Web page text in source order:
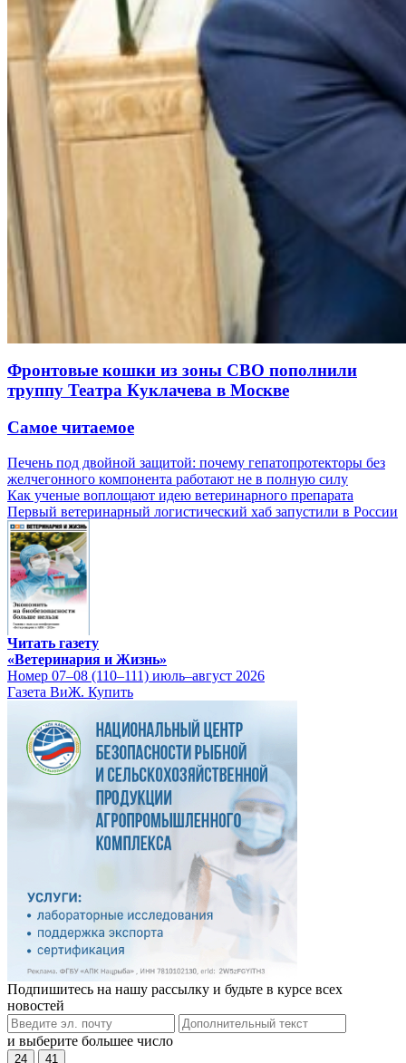
Фронтовые кошки из зоны СВО пополнили
труппу Театра Куклачева в Москве
Самое читаемое
Печень под двойной защитой: почему гепатопротекторы без
желчегонного компонента работают не в полную силу
Как ученые воплощают идею ветеринарного препарата
Первый ветеринарный логистический хаб запустили в России
Читать газету
«Ветеринария и Жизнь»
Номер 07–08 (110–111) июль–август 2026
Газета ВиЖ. Купить
Подпишитесь на нашу рассылку и будьте в курсе всех
новостей
и выберите большее число
24 41